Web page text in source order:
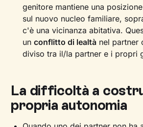
genitore mantiene una
sul nuovo nucleo familiare,
c'è una vicinanza abitativa.
unconflitto di lealtà nel partner
diviso tra il/la partner e i propri
La difficoltà a
propria autonomia